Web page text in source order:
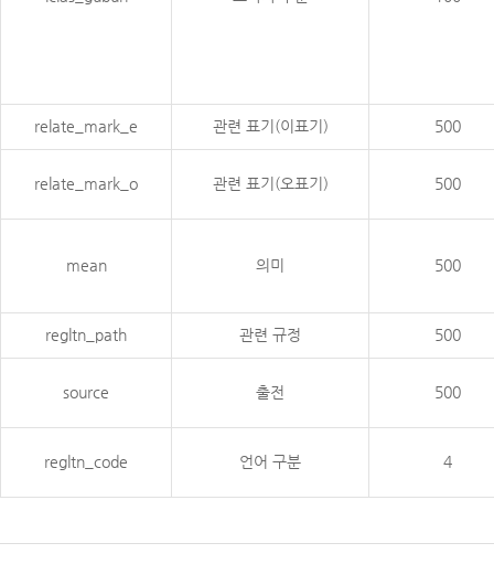
relate_mark_e 관련 표기(이표기) 500
relate_mark_o 관련 표기(오표기) 500
mean 의미 500
regltn_path 관련 규정 500
source 출전 500
regltn_code 언어 구분 4